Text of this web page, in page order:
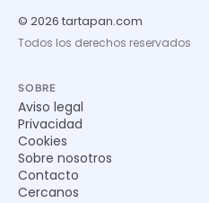
© 2026 tartapan.com
Todos los derechos reservados
SOBRE
Aviso legal
Privacidad
Cookies
Sobre nosotros
Contacto
Cercanos